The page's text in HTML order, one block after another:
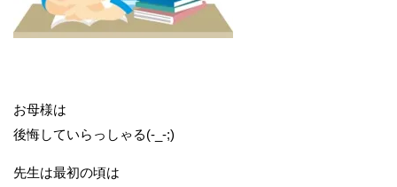
お母様は
後悔していらっしゃる(-_-;)
先生は最初の頃は